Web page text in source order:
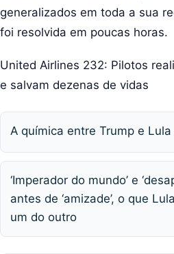
generalizados em toda a sua
foi resolvida em poucas horas.
United Airlines 232: Pilotos
e salvam dezenas de vidas
A química entre Trump e
‘Imperador do mundo’ e
antes de ‘amizade’, o que
um do outro